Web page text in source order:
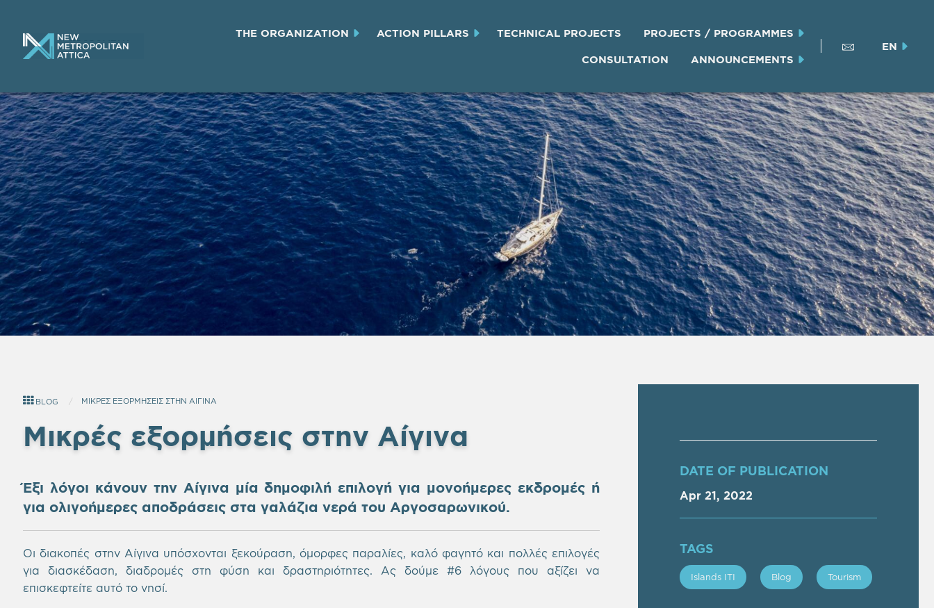
THE ORGANIZATION ACTION PILLARS TECHNICAL PROJECTS PROJECTS / PROGRAMMES
CONSULTATION ANNOUNCEMENTS
EN
BLOG ΜΙΚΡΕΣ ΕΞΟΡΜΗΣΕΙΣ ΣΤΗΝ ΑΙΓΙΝΑ
Μικρές εξορμήσεις στην Αίγινα
Έξι λόγοι κάνουν την Αίγινα μία δημοφιλή επιλογή για μονοήμερες εκδρομές ή
για ολιγοήμερες αποδράσεις στα γαλάζια νερά του Αργοσαρωνικού.
Οι διακοπές στην Αίγινα υπόσχονται ξεκούραση, όμορφες παραλίες, καλό φαγητό και πολλές επιλογές
για διασκέδαση, διαδρομές στη φύση και δραστηριότητες. Ας δούμε #6 λόγους που αξίζει να
επισκεφτείτε αυτό το νησί.
DATE OF PUBLICATION
Apr 21, 2022
TAGS
Islands ITI Blog Tourism